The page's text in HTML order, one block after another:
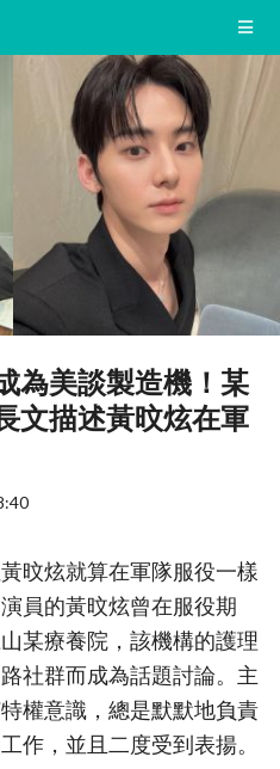
為美談製造機！某
文描述黃旼炫在軍
旼炫就算在軍隊服役一樣
員的黃旼炫曾在服役期
某療養院，該機構的護理
社群而成為話題討論。主
權意識，總是默默地負責
作，並且二度受到表揚。